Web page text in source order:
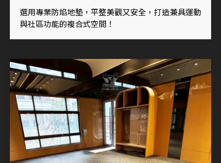
選用專業防焰地墊，平整美觀又安全，打造兼具運動
與社區功能的複合式空間！